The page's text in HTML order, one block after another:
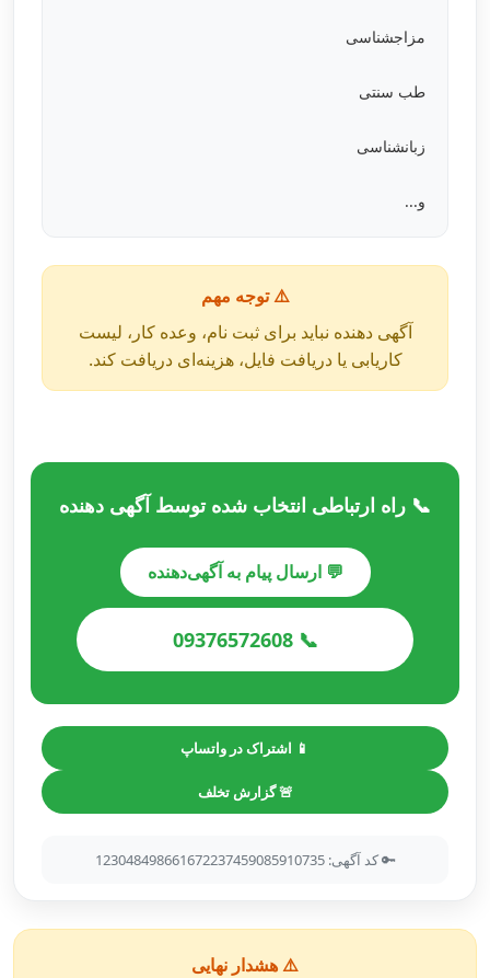
مزاجشناسی
طب سنتی
زبانشناسی
و...
⚠️ توجه مهم
آگهی دهنده نباید برای ثبت نام، وعده کار، لیست
کاریابی یا دریافت فایل، هزینه‌ای دریافت کند.
📞 راه ارتباطی انتخاب شده توسط آگهی دهنده
💬 ارسال پیام به آگهی‌دهنده
📞 09376572608
📱 اشتراک در واتساپ
🚨 گزارش تخلف
🔑 کد آگهی: 123048498661672237459085910735
⚠️ هشدار نهایی